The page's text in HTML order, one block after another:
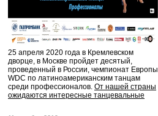
25 апреля 2020 года в Кремлевском
дворце, в Москве пройдет десятый,
проведенный в России, чемпионат Европы
WDC по латиноамериканским танцам
среди профессионалов. От нашей страны
ожидаются интересные танцевальные